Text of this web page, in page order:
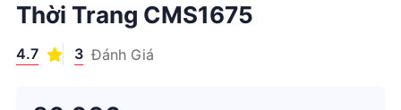
Thời Trang CMS1675
4.7 3 Đánh Giá